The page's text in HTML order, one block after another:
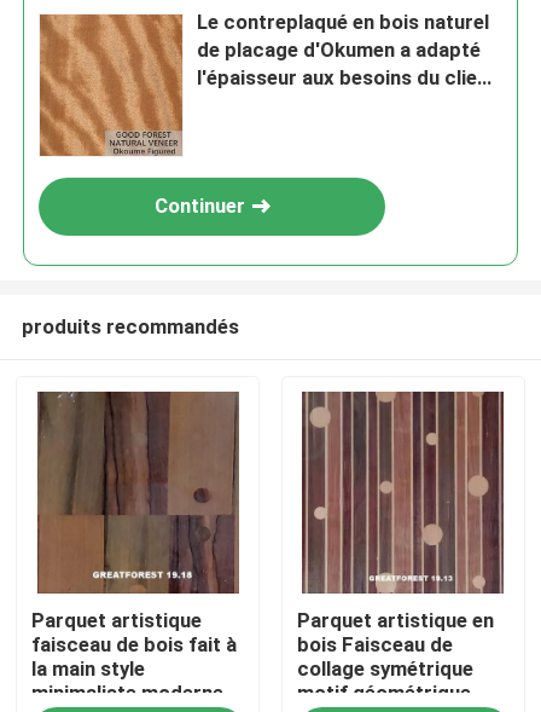
À la maison
Produits
À propos de nous
Le contreplaqué en bois naturel
de placage d'Okumen a adapté
l'épaisseur aux besoins du client
Continuer
produits recommandés
Parquet artistique
faisceau de bois fait à
la main style
minimaliste moderne
Parquet artistique en
bois Faisceau de
collage symétrique
motif géométrique